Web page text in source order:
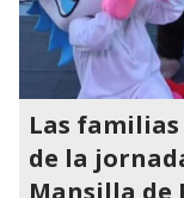
Las
de la
Mansilla de